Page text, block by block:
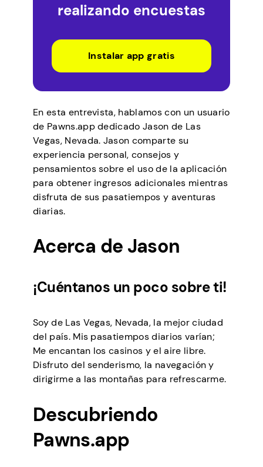
realizando encuestas
Instalar app gratis
En esta entrevista, hablamos con un usuario
de Pawns.app dedicado Jason de Las
Vegas, Nevada. Jason comparte su
experiencia personal, consejos y
pensamientos sobre el uso de la aplicación
para obtener ingresos adicionales mientras
disfruta de sus pasatiempos y aventuras
diarias.
Acerca de Jason
¡Cuéntanos un poco sobre ti!
Soy de Las Vegas, Nevada, la mejor ciudad
del país. Mis pasatiempos diarios varían;
Me encantan los casinos y el aire libre.
Disfruto del senderismo, la navegación y
dirigirme a las montañas para refrescarme.
Descubriendo
Pawns.app